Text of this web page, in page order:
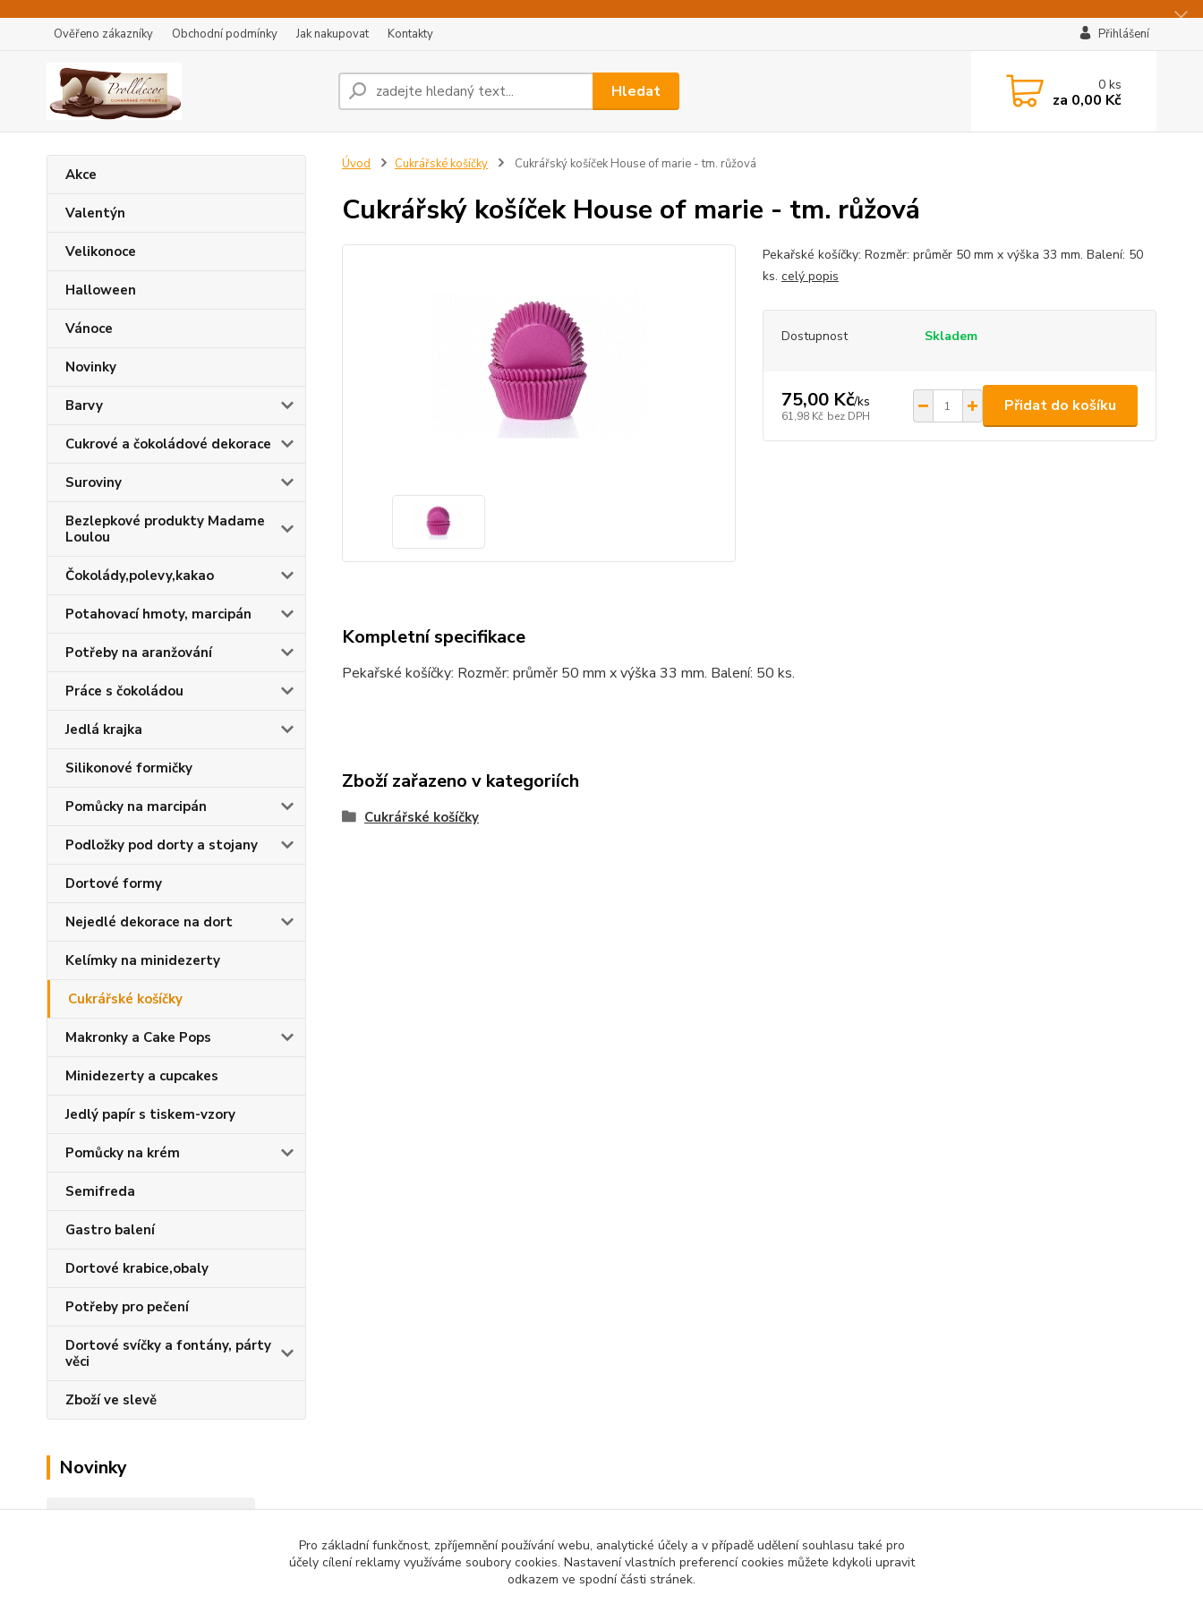
Ověřeno zákazníky Obchodní podmínky Jak nakupovat Kontakty Přihlášení
Hledat 0ks
za 0,00 Kč
Akce
Valentýn
Velikonoce
Halloween
Vánoce
Novinky
Barvy
Cukrové a čokoládové dekorace
Suroviny
Bezlepkové produkty Madame
Loulou
Čokolády,polevy,kakao
Potahovací hmoty, marcipán
Potřeby na aranžování
Práce s čokoládou
Jedlá krajka
Silikonové formičky
Pomůcky na marcipán
Podložky pod dorty a stojany
Dortové formy
Nejedlé dekorace na dort
Kelímky na minidezerty
Cukrářské košíčky
Makronky a Cake Pops
Minidezerty a cupcakes
Jedlý papír s tiskem-vzory
Pomůcky na krém
Semifreda
Gastro balení
Dortové krabice,obaly
Potřeby pro pečení
Dortové svíčky a fontány, párty
věci
Zboží ve slevě
Novinky
Zobrazit všechny novinky
Úvod Cukrářské košíčky Cukrářský košíček House of marie - tm. růžová
Cukrářský košíček House of marie - tm. růžová
Pekařské košíčky: Rozměr: průměr 50 mm x výška 33 mm. Balení: 50
ks. celý popis
Dostupnost Skladem
75,00 Kč/ks
61,98 Kč bez DPH
Přidat do košíku
Kompletní specifikace
Pekařské košíčky: Rozměr: průměr 50 mm x výška 33 mm. Balení: 50 ks.
Zboží zařazeno v kategoriích
Cukrářské košíčky
Pro základní funkčnost, zpříjemnění používání webu, analytické účely a v případě udělení souhlasu také pro
účely cílení reklamy využíváme soubory cookies. Nastavení vlastních preferencí cookies můžete kdykoli upravit
odkazem ve spodní části stránek.